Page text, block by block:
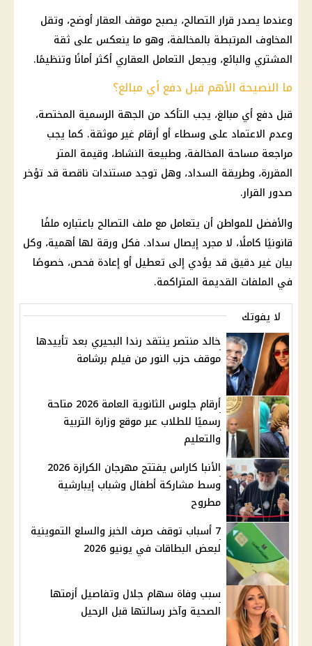
وعندما يصدر قرار التصالح، يصبح موقف العقار أوضح، وتقل
المخاوف المرتبطة بالمخالفة، وهو ما ينعكس على ثقة
المشتري والبائع، ويجعل التعامل العقاري أكثر أمانًا وتنظيمًا.
ما النصيحة الأهم قبل دفع أي مبالغ؟
قبل دفع أي مبالغ، يجب التأكد من الجهة الرسمية المختصة،
وعدم الاعتماد على وسطاء أو أرقام غير موثقة. كما يجب
مراجعة مساحة المخالفة، وطبيعة النشاط، وقيمة المتر
المقررة، وطريقة السداد، وهل توجد مستندات ناقصة قد تؤخر
صدور القرار.
والأفضل للمواطن أن يتعامل مع ملف التصالح باعتباره ملفًا
قانونيًا كاملًا، لا مجرد إيصال سداد. فكل ورقة لها أهمية، وكل
بيان غير دقيق قد يؤدي إلى تعطيل أو إعادة فحص، خصوصًا
في الملفات القديمة المتراكمة.
لا يفوتك
خالد منتصر ينتقد رندا البحيري بعد تأييدها
موقف حزب النور من فيلم برشامة
أرقام جلوس الثانوية العامة 2026 متاحة
رسميًا للطلاب عبر موقع وزارة التربية
والتعليم
الأنبا كاراس يفتتح مهرجان الكرازة 2026
وسط مشاركة أطفال وشباب إيبارشية
مطروح
7 أسباب توقف صرف الخبز والسلع التموينية
لبعض البطاقات في يونيو 2026
سبب وفاة سهام جلال وتفاصيل أزمتها
الصحية وآخر رسالتها قبل الرحيل